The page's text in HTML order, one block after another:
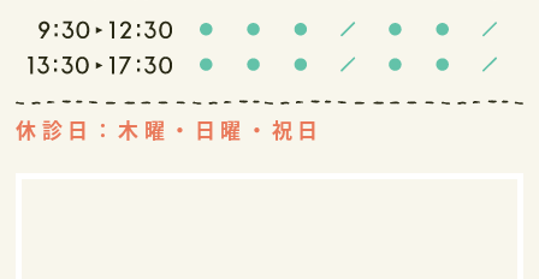
休診日：木曜・日曜・祝日